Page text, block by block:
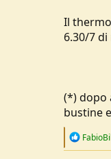
Il
6.30/7
(*) dopo
bustine
R